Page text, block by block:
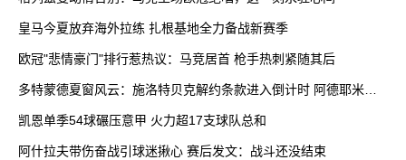
皇马今夏放弃海外拉练 扎根基地全力备战新赛季
欧冠"悲情豪门"排行惹热议：马竞居首 枪手热刺紧随其后
多特蒙德夏窗风云：施洛特贝克解约条款进入倒计时 阿德耶米续
凯恩单季54球碾压意甲 火力超17支球队总和
阿什拉夫带伤奋战引球迷揪心 赛后发文：战斗还没结束